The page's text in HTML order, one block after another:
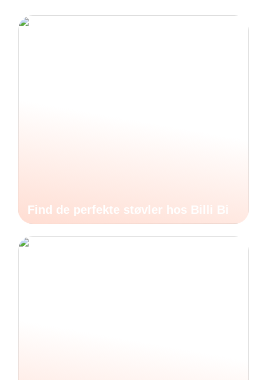
Find de perfekte støvler hos Billi Bi